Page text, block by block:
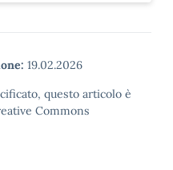
19.02.2026
questo articolo è
Commons